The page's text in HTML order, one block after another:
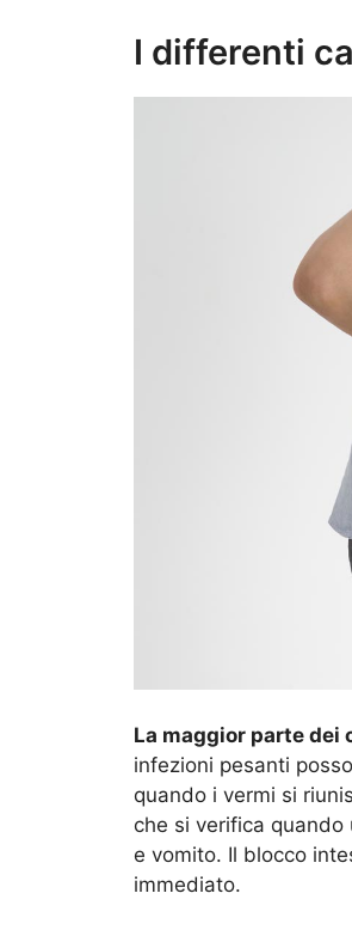
I differenti
La maggior parte dei
infezioni pesanti
quando i vermi si
che si verifica
e vomito. Il blocco
immediato.